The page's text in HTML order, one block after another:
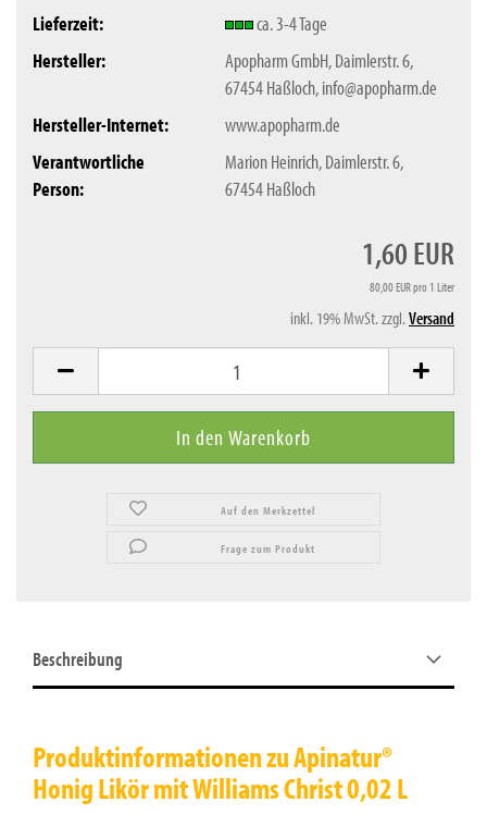
Lieferzeit:
ca. 3-4 Tage
Hersteller:
Apopharm GmbH, Daimlerstr. 6,
67454 Haßloch, info@apopharm.de
Hersteller-Internet:
www.apopharm.de
Verantwortliche
Person:
Marion Heinrich, Daimlerstr. 6,
67454 Haßloch
1,60 EUR
80,00 EUR pro 1 Liter
inkl. 19% MwSt. zzgl.Versand
Auf den Merkzettel
Frage zum Produkt
Beschreibung
Produktinformationen zu Apinatur®
Honig Likör mit Williams Christ 0,02 L